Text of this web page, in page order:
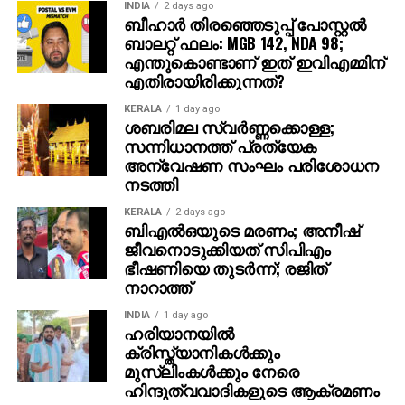
ഐമാക്‌സ് ഫോര്‍മാറ്റിലാണ് ഈ ചിത്രം ഒരുക്കുന്നത്.
അതിനാല്‍ തന്നെ തിയേറ്ററുകളില്‍ അത്ഭുതകരമായ
കാഴ്ചാനുഭവം സമ്മാനിക്കുമെന്നുറപ്പ്. ബാഹുബലി,
ഞഞഞ എന്നിവയുടെ സംവിധായകന്‍ രാജമൗലിയുടെ
ഈ ബ്രഹ്‌മാണ്ഡ പ്രോജക്റ്റ് 2027-ല്‍
തിയേറ്ററുകളിലേക്ക് എത്തും.
INDIA 2 days ago
ബീഹാർ തിരഞ്ഞെടുപ്പ് പോസ്റ്റൽ
ബാലറ്റ് ഫലം: MGB 142, NDA 98;
എന്തുകൊണ്ടാണ് ഇത് ഇവിഎമ്മിന്
എതിരായിരിക്കുന്നത്?
KERALA 1 day ago
ശബരിമല സ്വര്‍ണ്ണക്കൊള്ള;
സന്നിധാനത്ത് പ്രത്യേക
അന്വേഷണ സംഘം പരിശോധന
നടത്തി
KERALA 2 days ago
ബിഎല്‍ഒയുടെ മരണം; അനീഷ്
ജീവനൊടുക്കിയത് സിപിഎം
ഭീഷണിയെ തുടര്‍ന്ന്; രജിത്
നാറാത്ത്
INDIA 1 day ago
ഹരിയാനയില്‍
ക്രിസ്ത്യാനികള്‍ക്കും
മുസ്‌ലിംകള്‍ക്കും നേരെ
ഹിന്ദുത്വവാദികളുടെ ആക്രമണം